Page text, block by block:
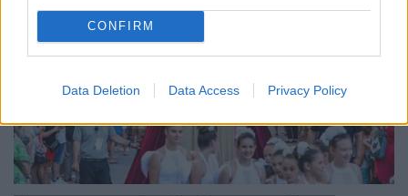
CONFIRM
Data Deletion Data Access Privacy Policy